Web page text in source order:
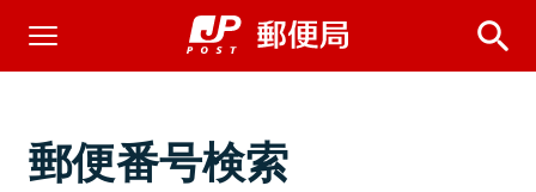
郵便番号検索